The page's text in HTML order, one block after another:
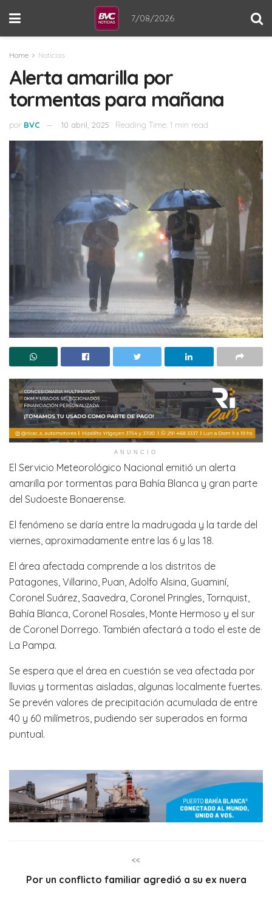
7/08/2026
Home Noticias
Alerta amarilla por
tormentas para mañana
por BVC 10 abril, 2025 Reading Time: 1 min read
ANUNCIO
El Servicio Meteorológico Nacional emitió un alerta
amarilla por tormentas para Bahía Blanca y gran parte
del Sudoeste Bonaerense.
El fenómeno se daría entre la madrugada y la tarde del
viernes, aproximadamente entre las 6 y las 18.
El área afectada comprende a los distritos de
Patagones, Villarino, Puan, Adolfo Alsina, Guaminí,
Coronel Suárez, Saavedra, Coronel Pringles, Tornquist,
Bahía Blanca, Coronel Rosales, Monte Hermoso y el sur
de Coronel Dorrego. También afectará a todo el este de
La Pampa.
Se espera que el área en cuestión se vea afectada por
lluvias y tormentas aisladas, algunas localmente fuertes.
Se prevén valores de precipitación acumulada de entre
40 y 60 milímetros, pudiendo ser superados en forma
puntual.
<<
Por un conflicto familiar agredió a su ex nuera